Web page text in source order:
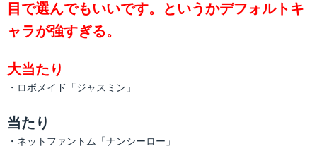
目で選んでもいいです。というかデフォルトキ
ャラが強すぎる。
大当たり
・ロボメイド「ジャスミン」
当たり
・ネットファントム「ナンシーロー」